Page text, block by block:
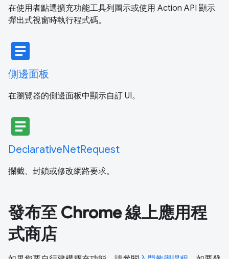
在使用者點選擴充功能工具列圖示或使用 Action API 顯示
彈出式視窗時執行程式碼。
article
側邊面板
在瀏覽器的側邊面板中顯示自訂 UI。
article
DeclarativeNetRequest
攔截、封鎖或修改網路要求。
發布至 Chrome 線上應用程
式商店